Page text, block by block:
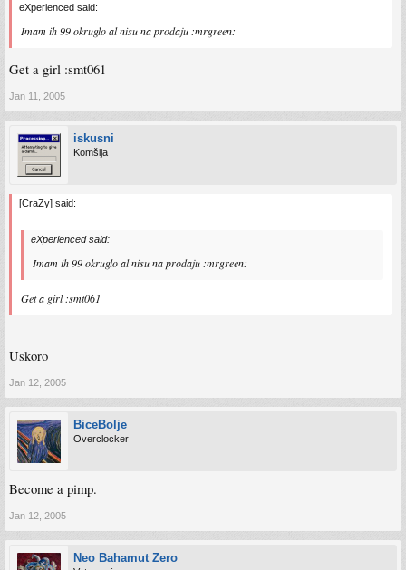
eXperienced said:
Imam ih 99 okruglo al nisu na prodaju :mrgreen:
Get a girl :smt061
Jan 11, 2005
iskusni
Komšija
[CraZy] said:
eXperienced said:
Imam ih 99 okruglo al nisu na prodaju :mrgreen:
Get a girl :smt061
Uskoro
Jan 12, 2005
BiceBolje
Overclocker
Become a pimp.
Jan 12, 2005
Neo Bahamut Zero